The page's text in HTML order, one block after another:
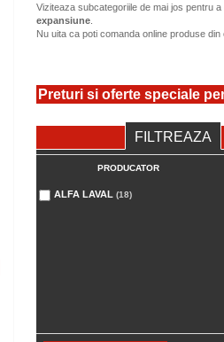
Viziteaza subcategoriile de mai jos pentru
expansiune.
Nu uita ca poti comanda online produse din
Preturi si oferte speciale
FILTREAZA
PRODUCATOR
ALFA LAVAL (18)